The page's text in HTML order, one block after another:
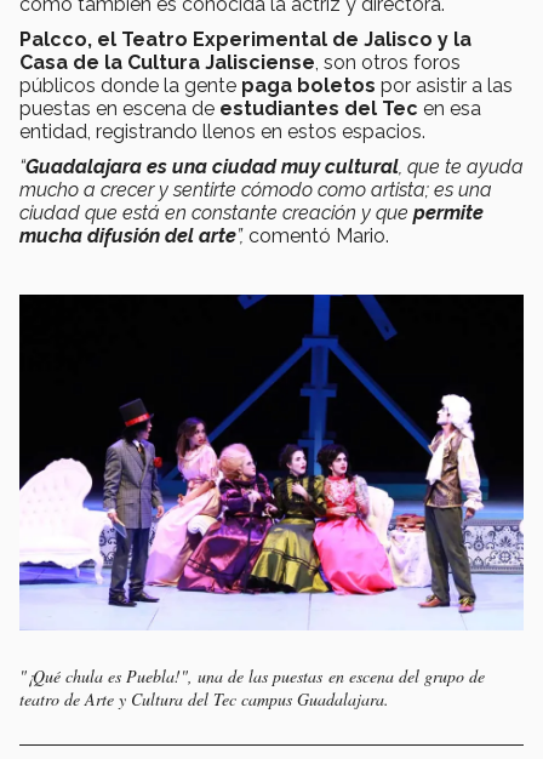
Palcco, el Teatro Experimental de Jalisco y la
Casa de la Cultura Jalisciense , son otros foros
públicos donde la gente paga boletos por asistir a las
puestas en escena de estudiantes del Tec en esa
entidad, registrando llenos en estos espacios.
“Guadalajara es una ciudad muy cultural , que te ayuda
mucho a crecer y sentirte cómodo como artista; es una
ciudad que está en constante creación y que permite
mucha difusión del arte”, comentó Mario.
"¡Qué chula es Puebla!", una de las puestas en escena del grupo de
teatro de Arte y Cultura del Tec campus Guadalajara.